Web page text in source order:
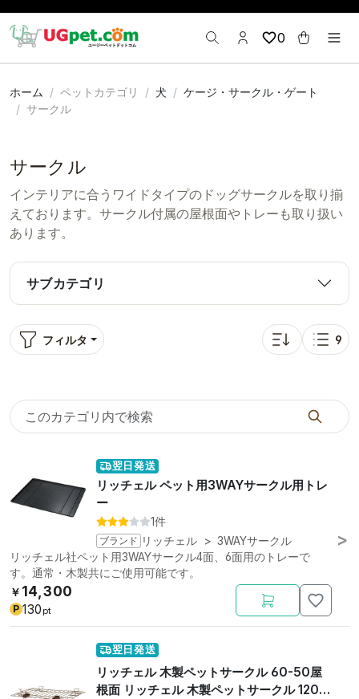
0
ホーム ペットカテゴリ 犬
ケージ・サークル・ゲート
サークル
サークル
インテリアに合うワイドタイプのドッグサークルを取り揃
えております。サークル付属の屋根面やトレーも取り扱い
あります。
サブカテゴリ
フィルタ
並び替え: 口コミ
表示
9
翌日発送
リッチェル ペット用3WAYサークル用トレ
ー
1件
ブランド リッチェル > 3WAYサークル
リッチェル社ペット用3WAYサークル4面、6面用のトレーで
す。通常・木製共にご使用可能です。
￥ 14,300
P 130 pt
翌日発送
リッチェル 木製ペットサークル 60-50屋
根面 リッチェル 木製ペットサークル 120-